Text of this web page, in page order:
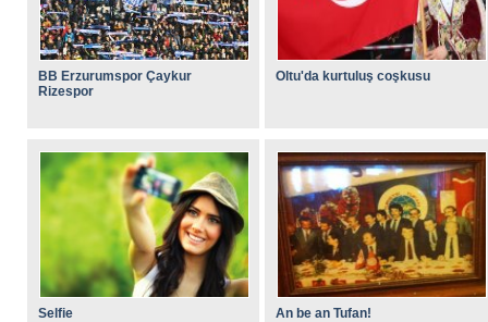
BB Erzurumspor Çaykur
Rizespor
Oltu'da kurtuluş coşkusu
Selfie An be an Tufan!